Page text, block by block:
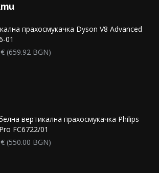
прахосмукачка Dyson V8 Advanced
01
€ (659.92 BGN)
вертикална прахосмукачка Philips
FC6722/01
€ (550.00 BGN)